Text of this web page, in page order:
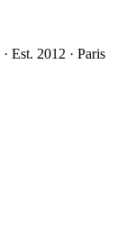
· Est. 2012 · Paris